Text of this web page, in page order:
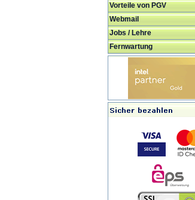
Vorteile von PGV
Webmail
Jobs / Lehre
Fernwartung